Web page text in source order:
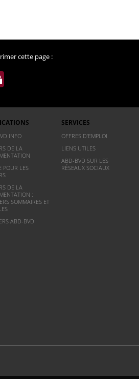
cette page :
INFO
DE LA
POUR LES
DE LA
:
SOMMAIRES ET
ABD-BVD
SERVICES
OFFRES D’EMPLOI
LIENS UTILES
ABD-BVD SUR LES
RÉSEAUX SOCIAUX